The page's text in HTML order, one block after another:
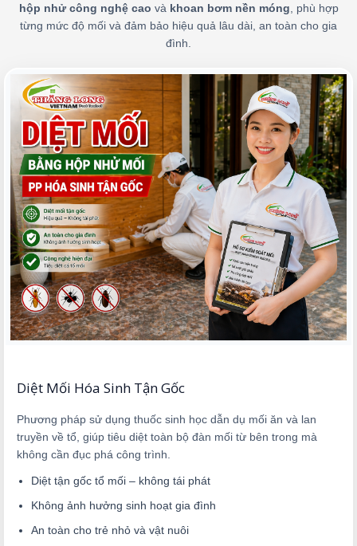
hộp nhử công nghệ cao và khoan bơm nền móng , phù hợp
từng mức độ mối và đảm bảo hiệu quả lâu dài, an toàn cho gia
đình.
Diệt Mối Hóa Sinh Tận Gốc
Phương pháp sử dụng thuốc sinh học dẫn dụ mối ăn và lan
truyền về tổ, giúp tiêu diệt toàn bộ đàn mối từ bên trong mà
không cần đục phá công trình.
Diệt tận gốc tổ mối – không tái phát
Không ảnh hưởng sinh hoạt gia đình
An toàn cho trẻ nhỏ và vật nuôi